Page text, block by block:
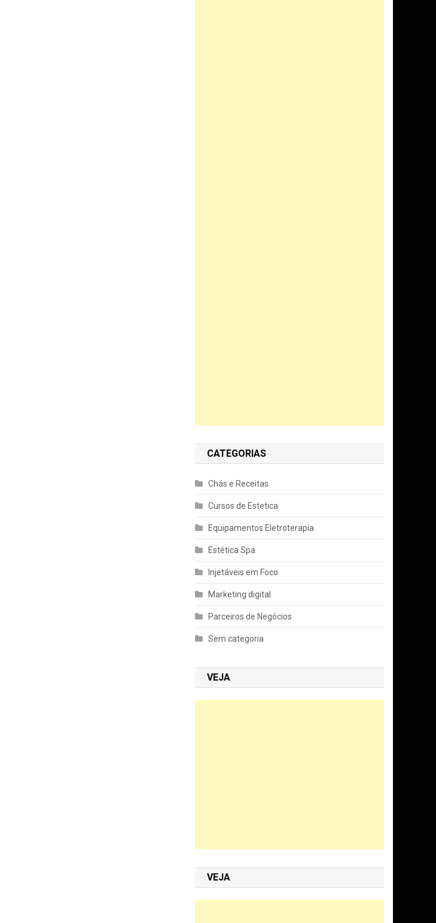
CATEGORIAS
Chás e Receitas
Cursos de Estetica
Equipamentos Eletroterapia
Estética Spa
Injetáveis em Foco
Marketing digital
Parceiros de Negócios
Sem categoria
VEJA
VEJA